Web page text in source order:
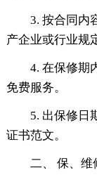
3. 按合同内
产企业或行业规
4. 在保修期
免费服务。
5. 出保修日
证书范文。
二、 保、维